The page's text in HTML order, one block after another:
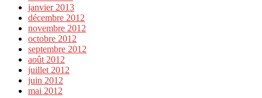
janvier 2013
décembre 2012
novembre 2012
octobre 2012
septembre 2012
août 2012
juillet 2012
juin 2012
mai 2012